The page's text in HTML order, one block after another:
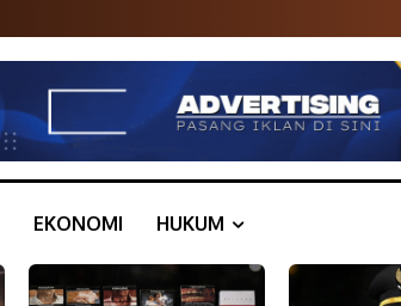
EKONOMI HUKUM